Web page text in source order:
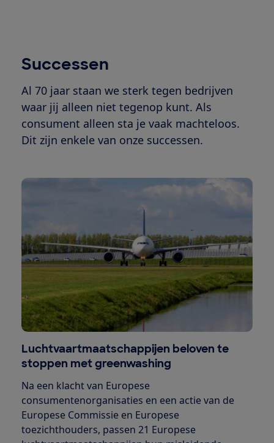
Successen
Al 70 jaar staan we sterk tegen bedrijven
waar jij alleen niet tegenop kunt. Als
consument alleen sta je vaak machteloos.
Dit zijn enkele van onze successen.
Luchtvaartmaatschappijen beloven te
stoppen met greenwashing
Na een klacht van Europese
consumentenorganisaties en een actie van de
Europese Commissie en Europese
toezichthouders, passen 21 Europese